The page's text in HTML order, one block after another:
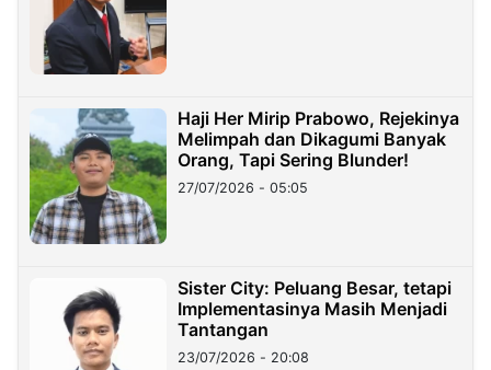
Haji Her Mirip Prabowo, Rejekinya
Melimpah dan Dikagumi Banyak
Orang, Tapi Sering Blunder!
27/07/2026 - 05:05
Sister City: Peluang Besar, tetapi
Implementasinya Masih Menjadi
Tantangan
23/07/2026 - 20:08